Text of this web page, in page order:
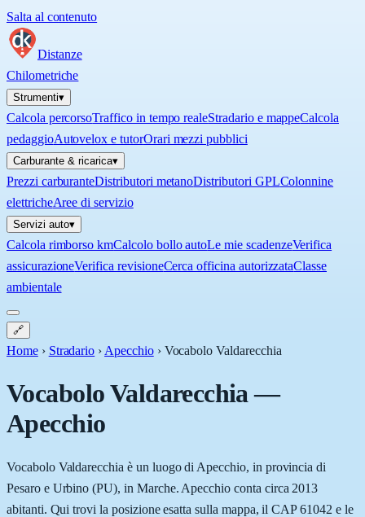
Salta al contenuto
Distanze
Chilometriche
Strumenti▾
Calcola percorsoTraffico in tempo realeStradario e mappeCalcola
pedaggioAutovelox e tutorOrari mezzi pubblici
Carburante & ricarica▾
Prezzi carburanteDistributori metanoDistributori GPLColonnine
elettricheAree di servizio
Servizi auto▾
Calcola rimborso kmCalcolo bollo autoLe mie scadenzeVerifica
assicurazioneVerifica revisioneCerca officina autorizzataClasse
ambientale
🔗
Home › Stradario › Apecchio › Vocabolo Valdarecchia
Vocabolo Valdarecchia—
Apecchio
Vocabolo Valdarecchia è un luogo di Apecchio, in provincia di
Pesaro e Urbino (PU), in Marche. Apecchio conta circa 2013
abitanti. Qui trovi la posizione esatta sulla mappa, il CAP 61042 e le